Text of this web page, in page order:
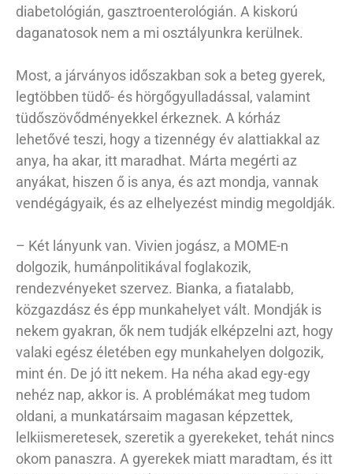
diabetológián, gasztroenterológián. A kiskorú
daganatosok nem a mi osztályunkra kerülnek.
Most, a járványos időszakban sok a beteg gyerek,
legtöbben tüdő- és hörgőgyulladással, valamint
tüdőszövődményekkel érkeznek. A kórház
lehetővé teszi, hogy a tizennégy év alattiakkal az
anya, ha akar, itt maradhat. Márta megérti az
anyákat, hiszen ő is anya, és azt mondja, vannak
vendégágyaik, és az elhelyezést mindig megoldják.
– Két lányunk van. Vivien jogász, a MOME-n
dolgozik, humánpolitikával foglakozik,
rendezvényeket szervez. Bianka, a fiatalabb,
közgazdász és épp munkahelyet vált. Mondják is
nekem gyakran, ők nem tudják elképzelni azt, hogy
valaki egész életében egy munkahelyen dolgozik,
mint én. De jó itt nekem. Ha néha akad egy-egy
nehéz nap, akkor is. A problémákat meg tudom
oldani, a munkatársaim magasan képzettek,
lelkiismeretesek, szeretik a gyerekeket, tehát nincs
okom panaszra. A gyerekek miatt maradtam, és itt